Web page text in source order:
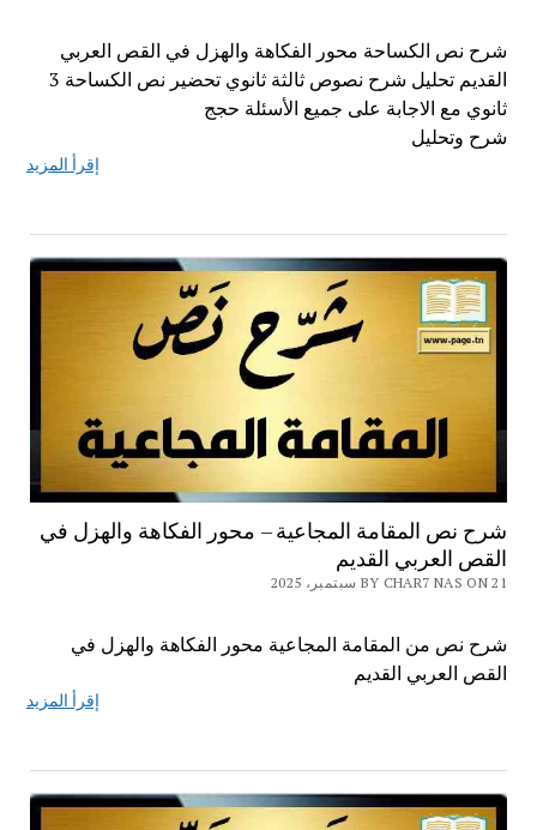
شرح نص الكساحة محور الفكاهة والهزل في القص العربي
القديم تحليل شرح نصوص ثالثة ثانوي تحضير نص الكساحة 3
ثانوي مع الاجابة على جميع الأسئلة حجج
شرح وتحليل
إقرأ المزيد
شرح نص المقامة المجاعية – محور الفكاهة والهزل في
القص العربي القديم
BY CHAR7 NAS ON 21 سبتمبر، 2025
شرح نص من المقامة المجاعية محور الفكاهة والهزل في
القص العربي القديم
إقرأ المزيد